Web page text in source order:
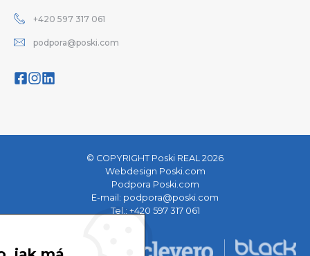
+420 597 317 061
podpora@poski.com
© COPYRIGHT Poski REAL 2026
Webdesign Poski.com
Podpora Poski.com
E-mail: podpora@poski.com
Tel.: +420 597 317 061